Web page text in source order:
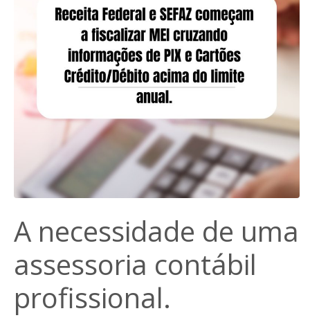
A necessidade de uma
assessoria contábil
profissional.